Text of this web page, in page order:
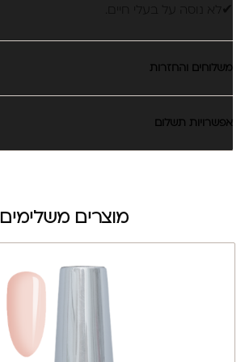
✔לא נוסה על בעלי חיים.
משלוחים והחזרות
אפשרויות תשלום
מוצרים משלימים